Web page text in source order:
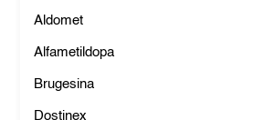
Aldomet
Alfametildopa
Brugesina
Dostinex